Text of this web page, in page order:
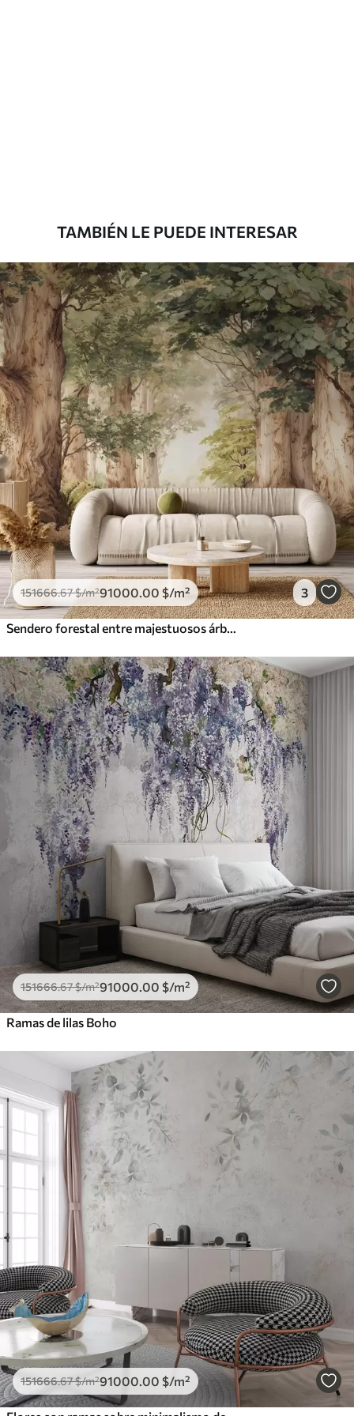
Vinilo Premium
199833.33119900.00$/m²
TAMBIÉN LE PUEDE INTERESAR
151666.67$/m²91000 .00 $/m² 3
151666.67$/m²91000 .00 $/m²
Ramas de lilas Boho
151666.67$/m²91000 .00 $/m²